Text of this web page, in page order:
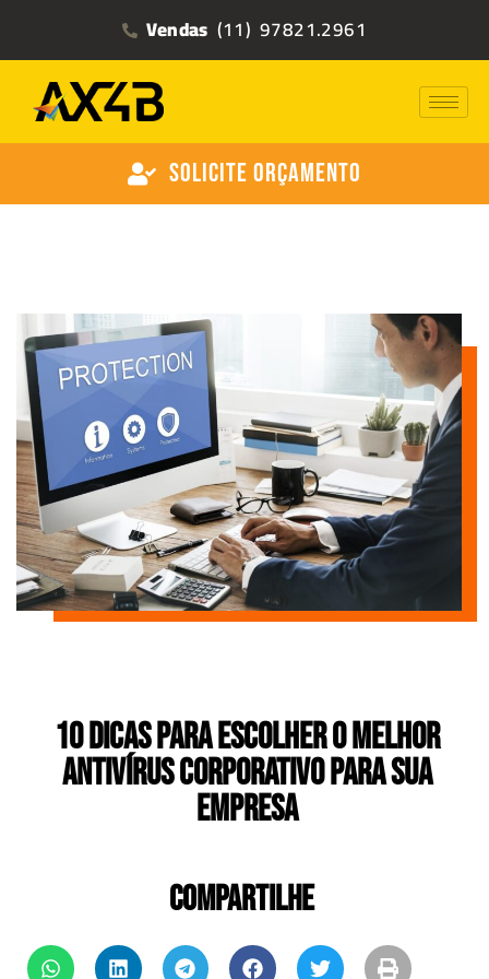
Vendas (11) 97821.2961
Solicite Orçamento
10 Dicas para Escolher o Melhor
Antivírus Corporativo para sua
Empresa
COMPARTILHE